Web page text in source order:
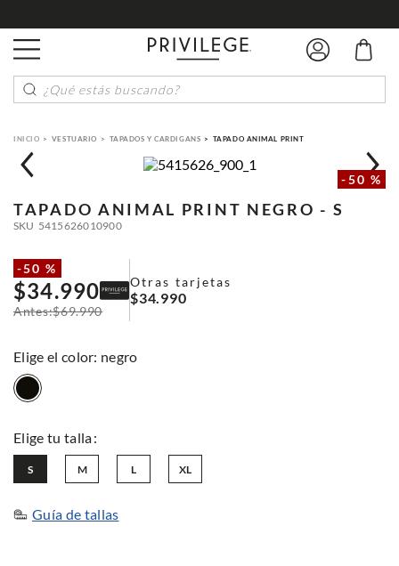
¿Qué estás buscando?
VESTUARIO TAPADOS Y CARDIGANS TAPADO ANIMAL PRINT
-50 %
TAPADO ANIMAL PRINT NEGRO - S
SKU 5415626010900
-50 %
$34.990
$69.990
Otras tarjetas
$34.990
: negro
L
M
S XL
Guía de tallas